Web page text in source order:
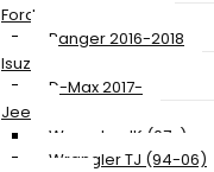
Ford
Ranger 2016-2018
Isuzu
D-Max 2017-
Jeep
Wrangler JK (07-)
Wrangler TJ (94-06)